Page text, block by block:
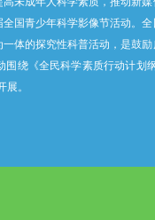
国青少年科学影像节活动。
体的探究性科普活动，是鼓
绕《全民科学素质行动计划
。